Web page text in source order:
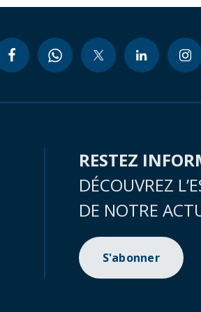
RESTEZ
DÉCOUVREZ
DE NOTRE
S'abonner